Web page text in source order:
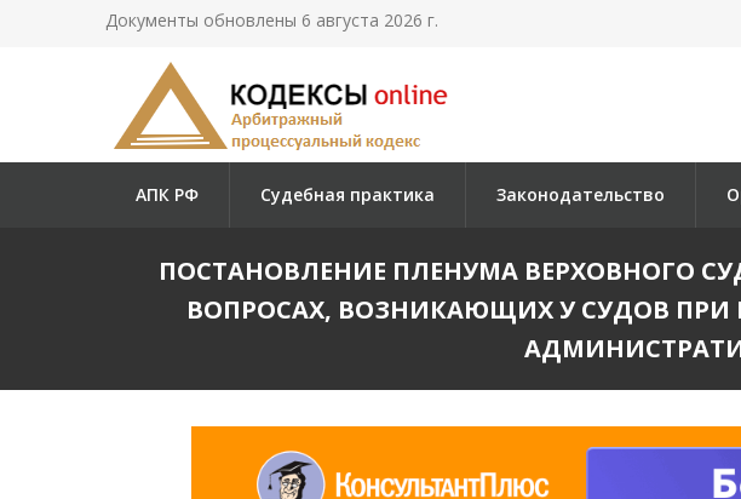
Документы обновлены 6 августа 2026 г.
АПК РФ Судебная практика Законодательство
ПОСТАНОВЛЕНИЕ ПЛЕНУМА ВЕРХОВНОГО
ВОПРОСАХ, ВОЗНИКАЮЩИХ У СУДОВ